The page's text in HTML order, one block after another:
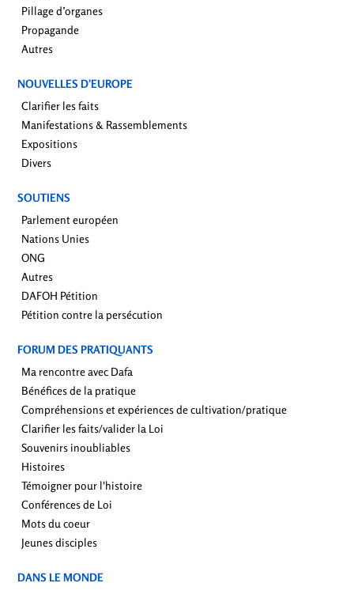
Pillage d’organes
Propagande
Autres
NOUVELLES D’EUROPE
Clarifier les faits
Manifestations & Rassemblements
Expositions
Divers
SOUTIENS
Parlement européen
Nations Unies
ONG
Autres
DAFOH Pétition
Pétition contre la persécution
FORUM DES PRATIQUANTS
Ma rencontre avec Dafa
Bénéfices de la pratique
Compréhensions et expériences de cultivation/pratique
Clarifier les faits/valider la Loi
Souvenirs inoubliables
Histoires
Témoigner pour l'histoire
Conférences de Loi
Mots du coeur
Jeunes disciples
DANS LE MONDE